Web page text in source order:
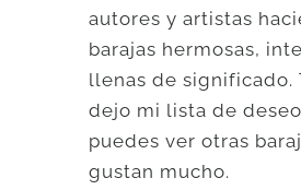
autores y artistas
barajas hermosas,
llenas de significado.
dejo mi lista de
puedes ver otras
gustan mucho.